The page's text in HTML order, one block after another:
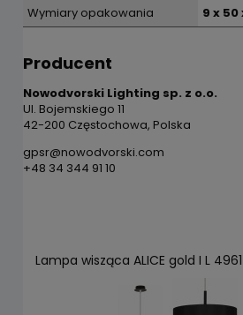
Wymiary opakowania
9 x 50
Producent
Nowodvorski Lighting sp. z o.o.
Ul. Bojemskiego 11
42-200 Częstochowa, Polska
gpsr@nowodvorski.com
+48 34 344 91 10
Lampa wisząca ALICE gold I L